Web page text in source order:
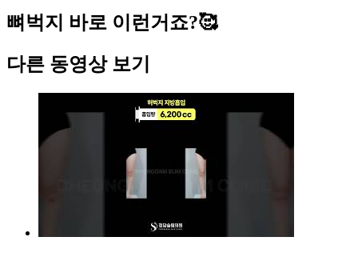
뼈벅지 바로 이런거죠?🥰
다른 동영상 보기